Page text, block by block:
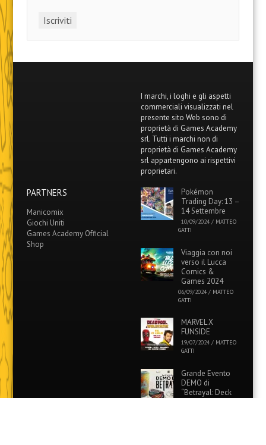
I marchi, i loghi e gli aspetti
commerciali visualizzati nel
presente sito Web sono di
proprietà di Games Academy
srl. Tutti i marchi non di
proprietà di Games Academy
srl appartengono ai rispettivi
proprietari.
PARTNERS
Manicomix
Giochi Uniti
Games Academy Official
Shop
Pokémon
Trading Day: 13 –
14 Settembre
10/09/2024 / MATTEO
GATTI
Viaggia con noi
verso il Lucca
Comics &
Games 2024
06/09/2024 / MATTEO
GATTI
MARVEL X
FUNSIDE
19/07/2024 / MATTEO
GATTI
Grande Evento
DEMO di
“Betrayal: Deck